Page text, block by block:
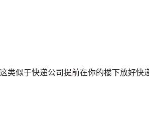
类似于快递公司提前在你的楼下放好快